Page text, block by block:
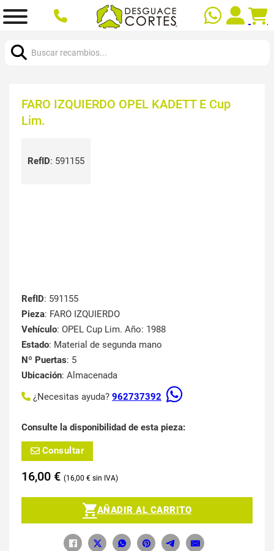
FARO IZQUIERDO OPEL KADETT E Cup
Lim.
RefID: 591155
RefID: 591155
Pieza: FARO IZQUIERDO
Vehículo: OPEL Cup Lim. Año: 1988
Estado: Material de segunda mano
Nº Puertas: 5
Ubicación: Almacenada
¿Necesitas ayuda? 962737392
Consulte la disponibilidad de esta pieza:
Consultar
16,00 € 16,00 €
AÑADIR AL CARRITO